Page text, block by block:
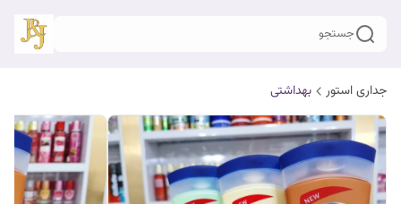
جستجو
جداری استور بهداشتی